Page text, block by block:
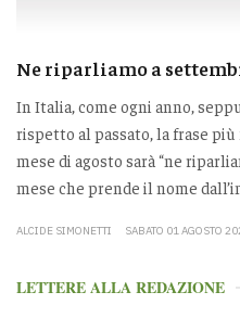
Ne riparliamo a
In Italia, come ogni anno,
rispetto al passato, la frase
mese di agosto sarà “ne
mese che prende il nome
ALCIDE SIMONETTI SABATO 01 AGOSTO
LETTERE ALLA REDAZIONE